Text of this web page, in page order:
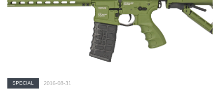
SPECIAL 2016-08-31